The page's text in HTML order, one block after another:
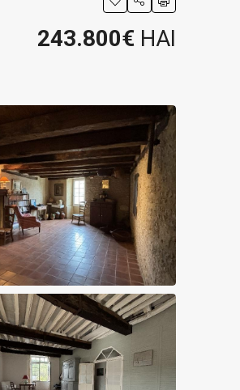
243.800€ HAI